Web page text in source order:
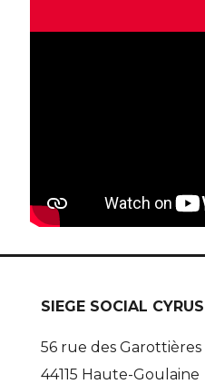
SIEGE SOCIAL
56 rue des Garottières
44115 Haute-Goulaine